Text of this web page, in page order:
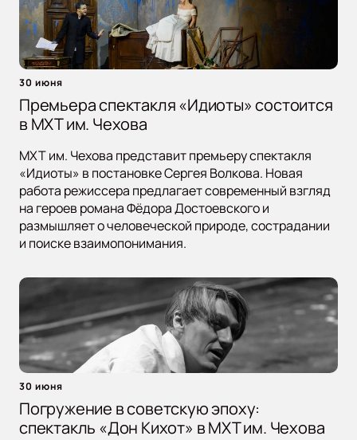
30 июня
Премьера спектакля «Идиоты» состоится
в МХТ им. Чехова
МХТ им. Чехова представит премьеру спектакля
«Идиоты» в постановке Сергея Волкова. Новая
работа режиссера предлагает современный взгляд
на героев романа Фёдора Достоевского и
размышляет о человеческой природе, сострадании
и поиске взаимопонимания.
30 июня
Погружение в советскую эпоху:
спектакль «Дон Кихот» в МХТ им. Чехова